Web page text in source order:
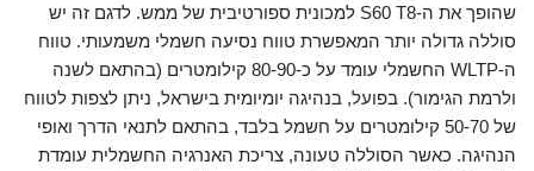
שהופך את ה-S60 T8 למכונית ספורטיבית של ממש. לדגם זה יש
סוללה גדולה יותר המאפשרת טווח נסיעה חשמלי משמעותי. טווח
ה-WLTP החשמלי עומד על כ-80-90 קילומטרים (בהתאם לשנה
ולרמת הגימור). בפועל, בנהיגה יומיומית בישראל, ניתן לצפות לטווח
של 50-70 קילומטרים על חשמל בלבד, בהתאם לתנאי הדרך ואופי
הנהיגה. כאשר הסוללה טעונה, צריכת האנרגיה החשמלית עומדת